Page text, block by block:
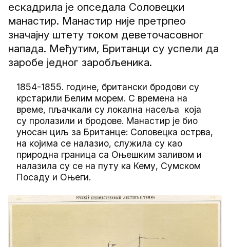
ескадрила је опседала Соловецки
манастир. Манастир није претрпео
значајну штету током деветочасовног
напада. Међутим, Британци су успели да
заробе једног заробљеника.
1854-1855. године, британски бродови су
крстарили Белим морем. С времена на
време, пљачкали су локална насеља која
су пролазили и бродове. Манастир је био
уносан циљ за Британце: Соловецка острва,
на којима се налазио, служила су као
природна граница са Оњешким заливом и
налазила су се на путу ка Кему, Сумском
Посаду и Оњеги.